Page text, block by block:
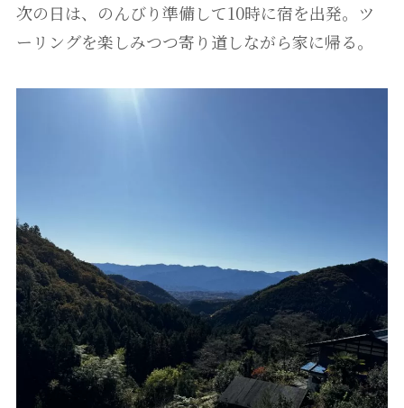
次の日は、のんびり準備して10時に宿を出発。ツ
ーリングを楽しみつつ寄り道しながら家に帰る。